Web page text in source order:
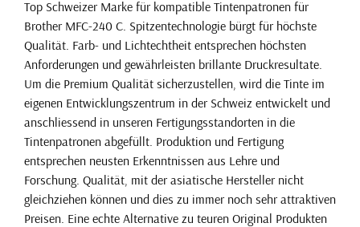
Top Schweizer Marke für kompatible Tintenpatronen für
Brother MFC-240 C. Spitzentechnologie bürgt für höchste
Qualität. Farb- und Lichtechtheit entsprechen höchsten
Anforderungen und gewährleisten brillante Druckresultate.
Um die Premium Qualität sicherzustellen, wird die Tinte im
eigenen Entwicklungszentrum in der Schweiz entwickelt und
anschliessend in unseren Fertigungsstandorten in die
Tintenpatronen abgefüllt. Produktion und Fertigung
entsprechen neusten Erkenntnissen aus Lehre und
Forschung. Qualität, mit der asiatische Hersteller nicht
gleichziehen können und dies zu immer noch sehr attraktiven
Preisen. Eine echte Alternative zu teuren Original Produkten